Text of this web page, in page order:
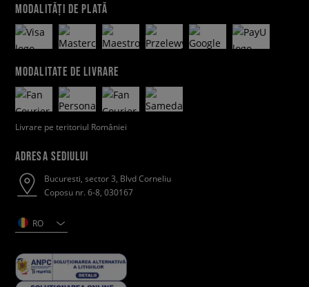
MODALITĂȚI DE PLATĂ
MODALITATE DE LIVRARE
Livrare pe teritoriul României
ADRESA SEDIULUI
Bucuresti, sector 3, Blvd Corneliu
Coposu nr. 6-8, 030167
RO